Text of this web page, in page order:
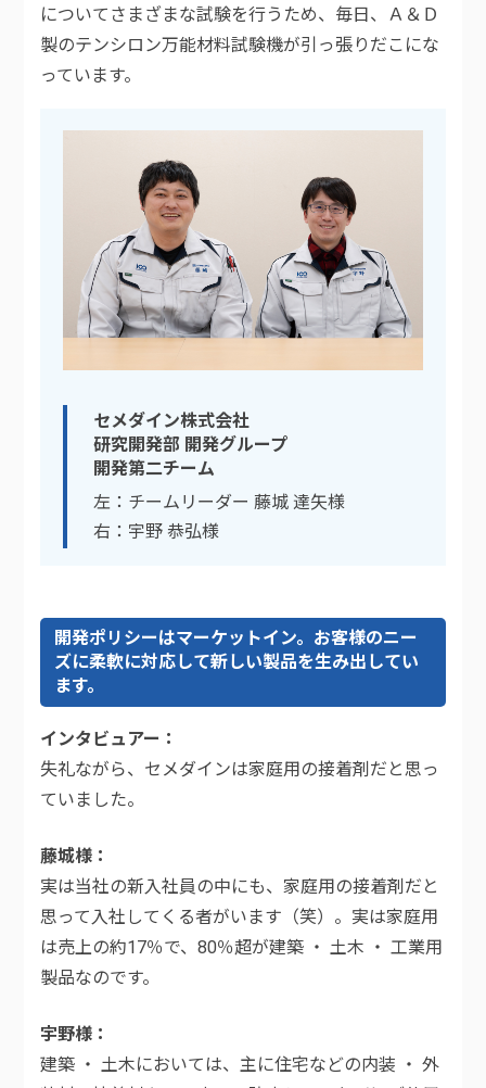
についてさまざまな試験を行うため、毎日、Ａ＆Ｄ
製のテンシロン万能材料試験機が引っ張りだこにな
っています。
セメダイン株式会社
研究開発部 開発グループ
開発第二チーム
左：チームリーダー 藤城 達矢様
右：宇野 恭弘様
開発ポリシーはマーケットイン。お客様のニー
ズに柔軟に対応して新しい製品を生み出してい
ます。
インタビュアー
失礼ながら、セメダインは家庭用の接着剤だと思っ
ていました。
藤城様
実は当社の新入社員の中にも、家庭用の接着剤だと
思って入社してくる者がいます（笑）。実は家庭用
は売上の約17％で、80％超が建築 ・ 土木 ・ 工業用
製品なのです。
宇野様
建築 ・ 土木においては、主に住宅などの内装 ・ 外